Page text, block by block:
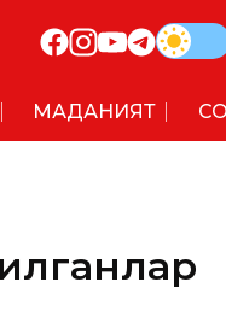
МАДАНИЯТ